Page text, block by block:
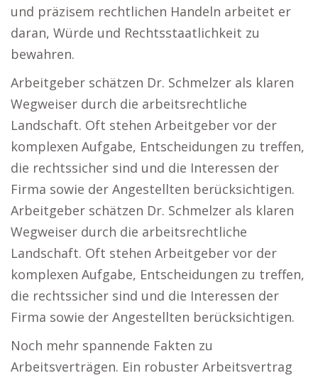
und präzisem rechtlichen Handeln arbeitet er
daran, Würde und Rechtsstaatlichkeit zu
bewahren.
Arbeitgeber schätzen Dr. Schmelzer als klaren
Wegweiser durch die arbeitsrechtliche
Landschaft. Oft stehen Arbeitgeber vor der
komplexen Aufgabe, Entscheidungen zu treffen,
die rechtssicher sind und die Interessen der
Firma sowie der Angestellten berücksichtigen.
Arbeitgeber schätzen Dr. Schmelzer als klaren
Wegweiser durch die arbeitsrechtliche
Landschaft. Oft stehen Arbeitgeber vor der
komplexen Aufgabe, Entscheidungen zu treffen,
die rechtssicher sind und die Interessen der
Firma sowie der Angestellten berücksichtigen.
Noch mehr spannende Fakten zu
Arbeitsverträgen. Ein robuster Arbeitsvertrag